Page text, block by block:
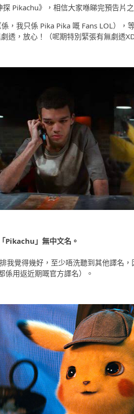
Pikachu》，相信大家喺睇完預告片
，我只係 Pika Pika 嘅 Fans LOL）
透，放心！（呢期特別緊張有無劇透XD
Pikachu」無中文名。
我覺得幾好，至少唔洗聽到其他譯名
用返近期嘅官方譯名）。